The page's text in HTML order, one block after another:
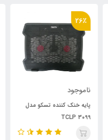
26٪
ناموجود
پایه خنک کننده تسکو مدل
TCLP 3099